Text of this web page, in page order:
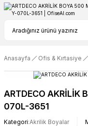
Anasayfa Ofis & Kırtasiye
ARTDECO AKRİLİK
070L-3651
Kategori Akrilik Boyalar